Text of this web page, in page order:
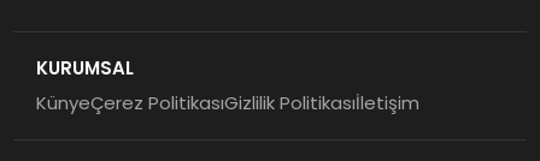
KURUMSAL
KünyeÇerez PolitikasıGizlilik Politikasıİletişim